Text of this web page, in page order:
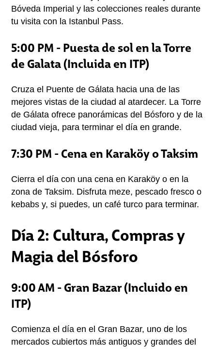
Bóveda Imperial y las colecciones reales durante
tu visita con la Istanbul Pass.
5:00 PM - Puesta de sol en la Torre
de Galata (Incluida en ITP)
Cruza el Puente de Gálata hacia una de las
mejores vistas de la ciudad al atardecer. La Torre
de Gálata ofrece panorámicas del Bósforo y de la
ciudad vieja, para terminar el día en grande.
7:30 PM - Cena en Karaköy o Taksim
Cierra el día con una cena en Karaköy o en la
zona de Taksim. Disfruta meze, pescado fresco o
kebabs y, si puedes, un café turco para terminar.
Día 2: Cultura, Compras y
Magia del Bósforo
9:00 AM - Gran Bazar (Incluido en
ITP)
Comienza el día en el Gran Bazar, uno de los
mercados cubiertos más antiguos y grandes del